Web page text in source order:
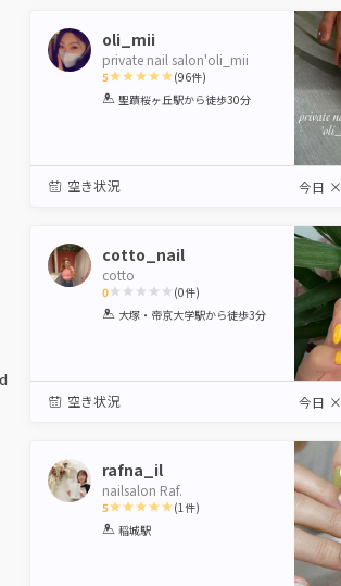
oli_mii
private nail salon'oli_mii
5
1 2 3 4 5
(96件)
聖蹟桜ヶ丘駅から徒歩30分
空き状況 今日 ×
cotto_nail
cotto
0
1 2 3 4 5
(0件)
大塚・帝京大学駅から徒歩3分
空き状況 今日 ×
rafna_il
nailsalon Raf.
5
1 2 3 4
(1 件)
稲城駅